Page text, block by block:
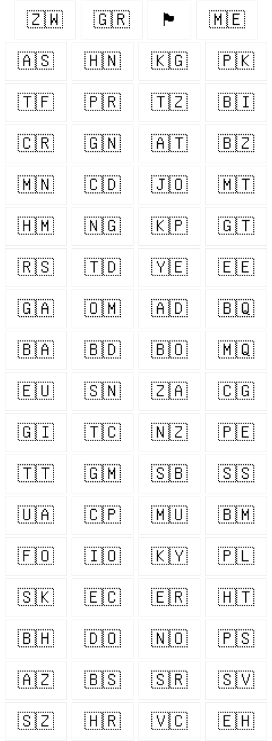
🇿🇼 🇬🇷 🏴󠁧󠁢󠁳󠁣󠁴󠁿 🇲🇪
🇦🇸 🇭🇳 🇰🇬 🇵🇰
🇹🇫 🇵🇷 🇹🇿 🇧🇮
🇨🇷 🇬🇳 🇦🇹 🇧🇿
🇲🇳 🇨🇩 🇯🇴 🇲🇹
🇭🇲 🇳🇬 🇰🇵 🇬🇹
🇷🇸 🇹🇩 🇾🇪 🇪🇪
🇬🇦 🇴🇲 🇦🇩 🇧🇶
🇧🇦 🇧🇩 🇧🇴 🇲🇶
🇪🇺 🇸🇳 🇿🇦 🇨🇬
🇬🇮 🇹🇨 🇳🇿 🇵🇪
🇹🇹 🇬🇲 🇸🇧 🇸🇸
🇺🇦 🇨🇵 🇲🇺 🇧🇲
🇫🇴 🇮🇴 🇰🇾 🇵🇱
🇸🇰 🇪🇨 🇪🇷 🇭🇹
🇧🇭 🇩🇴 🇳🇴 🇵🇸
🇦🇿 🇧🇸 🇸🇷 🇸🇻
🇸🇿 🇭🇷 🇻🇨 🇪🇭